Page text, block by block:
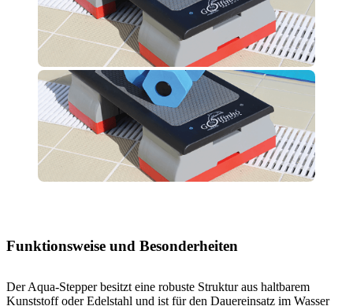
Funktionsweise und Besonderheiten
Der Aqua-Stepper besitzt eine robuste Struktur aus haltbarem
Kunststoff oder Edelstahl und ist für den Dauereinsatz im Wasser